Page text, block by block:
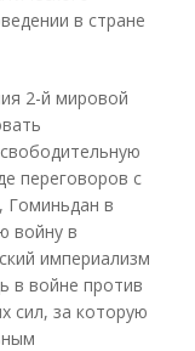
в стране
2-й мировой
переговоров с
Гоминьдан в
войну в
империализм
в войне против
сил, за которую